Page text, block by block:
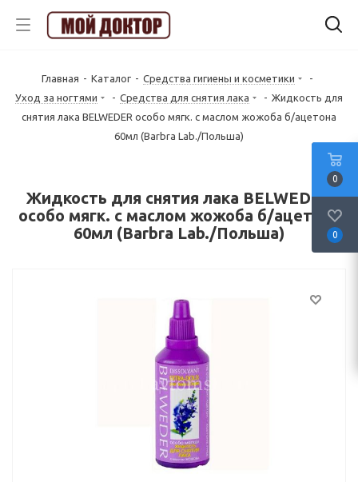
Главная - Каталог - Средства гигиены и косметики
-
Уход за ногтями
- Средства для снятия лака - Жидкость для
снятия лака BELWEDER особо мягк. с маслом жожоба б/ацетона
60мл (Barbra Lab./Польша)
Жидкость для снятия лака BELWEDER
особо мягк. с маслом жожоба б/ацетона
60мл (Barbra Lab./Польша)
0
0